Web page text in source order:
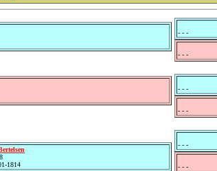
1814
- - -
- - -
- - -
- - -
- - -
- - -